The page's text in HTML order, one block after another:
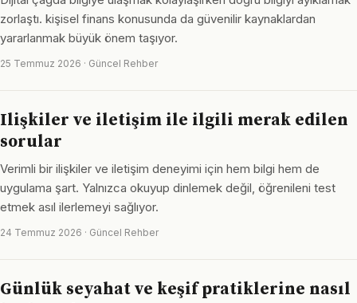
zorlaştı. kişisel finans konusunda da güvenilir kaynaklardan
yararlanmak büyük önem taşıyor.
25 Temmuz 2026 · Güncel Rehber
Ilişkiler ve iletişim ile ilgili merak edilen
sorular
Verimli bir ilişkiler ve iletişim deneyimi için hem bilgi hem de
uygulama şart. Yalnızca okuyup dinlemek değil, öğrenileni test
etmek asıl ilerlemeyi sağlıyor.
24 Temmuz 2026 · Güncel Rehber
Günlük seyahat ve keşif pratiklerine nasıl